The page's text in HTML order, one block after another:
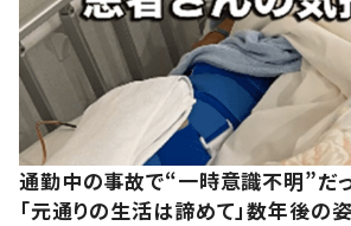
通勤中の事故で“一時意識不明”だ
「元通りの生活は諦めて」数年後の